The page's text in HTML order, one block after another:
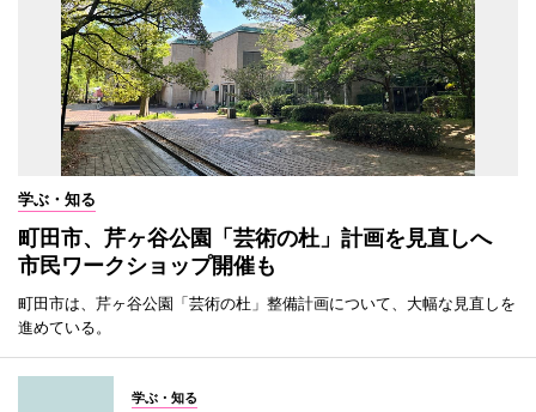
学ぶ・知る
町田市、芹ヶ谷公園「芸術の杜」計画を見直しへ
市民ワークショップ開催も
町田市は、芹ヶ谷公園「芸術の杜」整備計画について、大幅な見直しを
進めている。
学ぶ・知る